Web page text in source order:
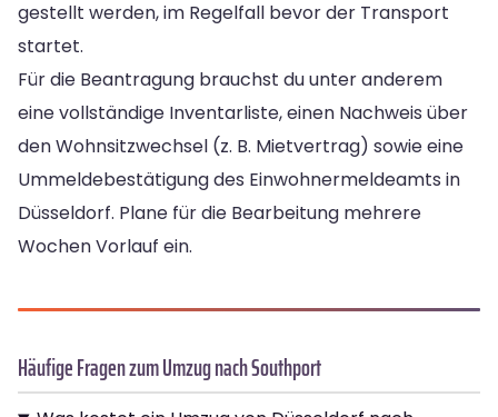
gestellt werden, im Regelfall bevor der Transport
startet.
Für die Beantragung brauchst du unter anderem
eine vollständige Inventarliste, einen Nachweis über
den Wohnsitzwechsel (z. B. Mietvertrag) sowie eine
Ummeldebestätigung des Einwohnermeldeamts in
Düsseldorf. Plane für die Bearbeitung mehrere
Wochen Vorlauf ein.
Häufige Fragen zum Umzug nach Southport